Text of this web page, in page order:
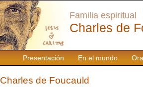
Presentación En el mundo
Familia espiritual
Charles de
Charles de Foucauld